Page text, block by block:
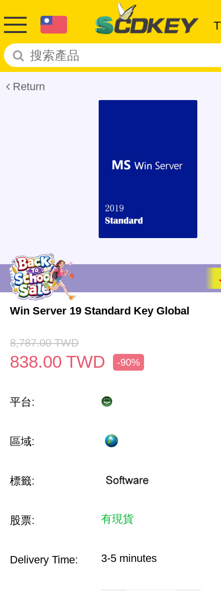
Return
Win Server 19 Standard Key Global
8,787.00 TWD
838.00 TWD -90%
平台:
區域:
標籤:
股票: 有現貨
Delivery Time: 3-5 minutes